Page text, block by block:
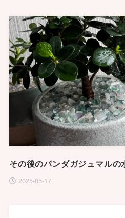
その後のパンダガジュマルの
2025-05-17